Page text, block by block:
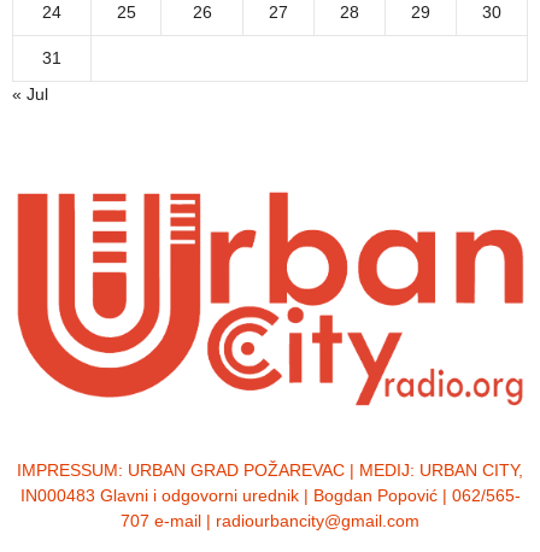
24 25 26 27 28 29 30
31
« Jul
IMPRESSUM: URBAN GRAD POŽAREVAC | MEDIJ: URBAN CITY,
IN000483 Glavni i odgovorni urednik | Bogdan Popović | 062/565-
707 e-mail | radiourbancity@gmail.com